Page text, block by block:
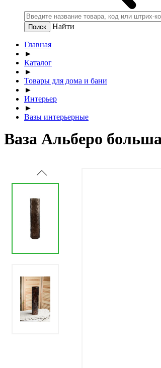
Найти
Главная
►
Каталог
►
Товары для дома и бани
►
Интерьер
►
Вазы интерьерные
Ваза Альберо